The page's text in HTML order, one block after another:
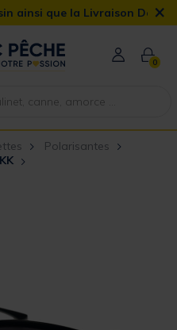
que la Livraison Domicile×
0
Polarisantes